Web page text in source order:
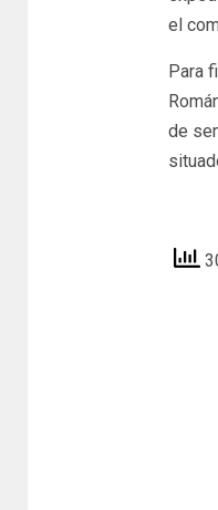
el
Para
de